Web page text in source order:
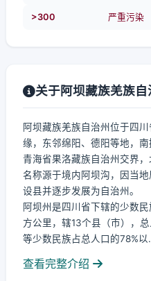
>300 严重污染
关于阿坝藏族羌族自
阿坝藏族羌族自治州位于四
缘，东邻绵阳、德阳等地，
青海省果洛藏族自治州交界
名称源于境内阿坝沟，因当
设县并逐步发展为自治州。
阿坝州是四川省下辖的少数
方公里，辖13个县（市），
等少数民族占总人口的78%以
查看完整介绍